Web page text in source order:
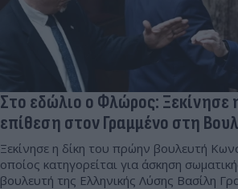
Στο εδώλιο ο Φλώρος: Ξεκίνησε
επίθεση στον Γραμμένο στη
Ξεκίνησε η δίκη του πρώην βουλευτή
οποίος κατηγορείται για άσκηση
βουλευτή της Ελληνικής Λύσης Βασίλη